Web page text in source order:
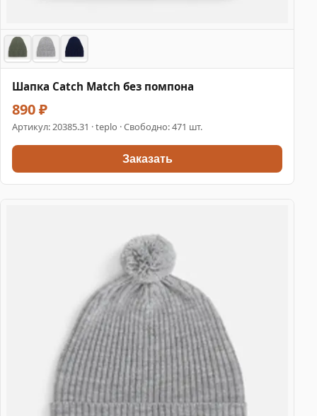
Шапка Catch Match без помпона
890 ₽
Артикул:20385.31 · teplo · Свободно: 471 шт.
Заказать